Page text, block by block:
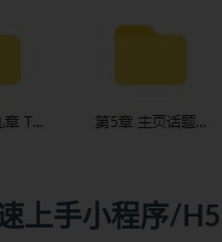
上手小程序/